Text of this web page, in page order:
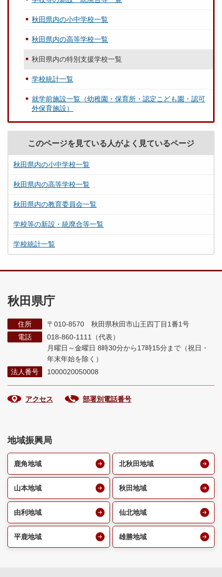
秋田県内の小中学校一覧
秋田県内の高等学校一覧
秋田県内の特別支援学校一覧
学校統計一覧
就学前施設一覧（幼稚園・保育所・認定こども園・認可
外保育施設）
このページを見ている人がよく見ているページ
秋田県内の小中学校一覧
秋田県内の高等学校一覧
秋田県内の教育委員会一覧
学校等の新設・統廃合等一覧
学校統計一覧
秋田県庁
住所
〒010-8570 秋田県秋田市山王四丁目1番1号
電話
018-860-1111（代表）
月曜日～金曜日 8時30分から17時15分まで （祝日・
年末年始を除く）
法人番号
1000020050008
アクセス 部署別電話番号
地域振興局
鹿角地域 北秋田地域
山本地域 秋田地域
由利地域 仙北地域
平鹿地域 雄勝地域